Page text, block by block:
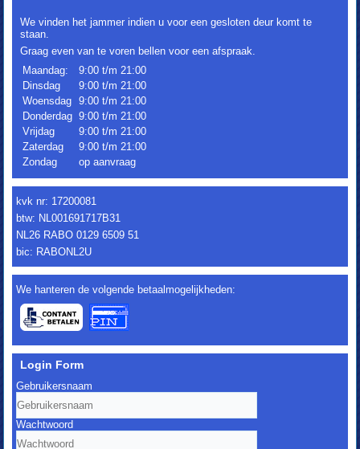
We vinden het jammer indien u voor een gesloten deur komt te
staan.
Graag even van te voren bellen voor een afspraak.
Maandag:
9:00 t/m 21:00
Dinsdag
9:00 t/m 21:00
Woensdag 9:00 t/m 21:00
Donderdag 9:00 t/m 21:00
Vrijdag
9:00 t/m 21:00
Zaterdag
9:00 t/m 21:00
Zondag
op aanvraag
kvk nr: 17200081
btw: NL001691717B31
NL26 RABO 0129 6509 51
bic: RABONL2U
We hanteren de volgende betaalmogelijkheden:
Login Form
Gebruikersnaam
Wachtwoord